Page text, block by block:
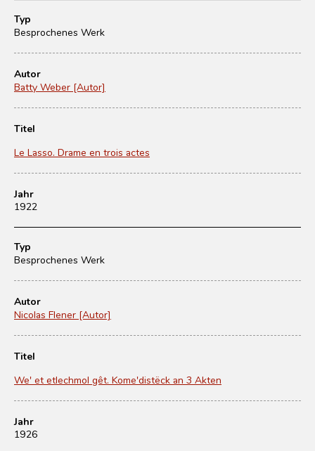
Typ
Besprochenes Werk
Autor
Batty Weber [Autor]
Titel
Le Lasso. Drame en trois actes
Jahr
1922
Typ
Besprochenes Werk
Autor
Nicolas Flener [Autor]
Titel
We' et etlechmol gêt. Kome'distëck an 3 Akten
Jahr
1926